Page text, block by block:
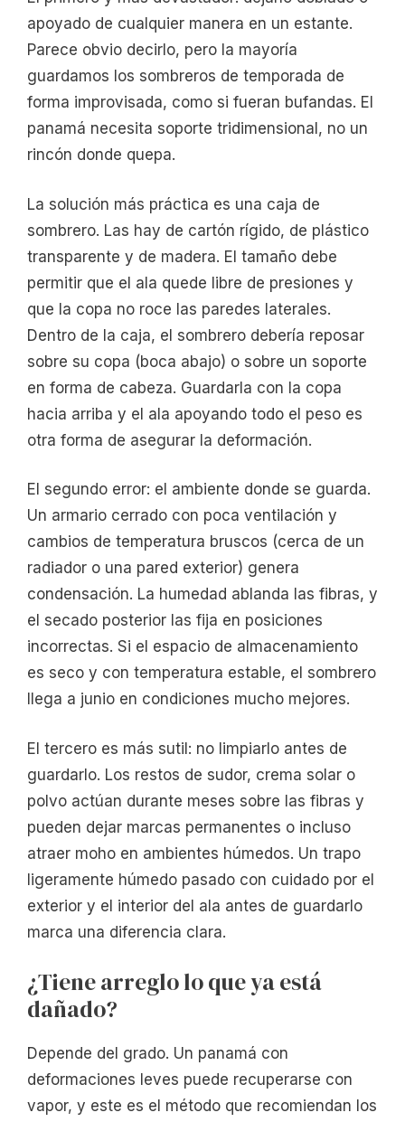
apoyado de cualquier manera en un estante.
Parece obvio decirlo, pero la mayoría
guardamos los sombreros de temporada de
forma improvisada, como si fueran bufandas. El
panamá necesita soporte tridimensional, no un
rincón donde quepa.
La solución más práctica es una caja de
sombrero. Las hay de cartón rígido, de plástico
transparente y de madera. El tamaño debe
permitir que el ala quede libre de presiones y
que la copa no roce las paredes laterales.
Dentro de la caja, el sombrero debería reposar
sobre su copa (boca abajo) o sobre un soporte
en forma de cabeza. Guardarla con la copa
hacia arriba y el ala apoyando todo el peso es
otra forma de asegurar la deformación.
El segundo error: el ambiente donde se guarda.
Un armario cerrado con poca ventilación y
cambios de temperatura bruscos (cerca de un
radiador o una pared exterior) genera
condensación. La humedad ablanda las fibras, y
el secado posterior las fija en posiciones
incorrectas. Si el espacio de almacenamiento
es seco y con temperatura estable, el sombrero
llega a junio en condiciones mucho mejores.
El tercero es más sutil: no limpiarlo antes de
guardarlo. Los restos de sudor, crema solar o
polvo actúan durante meses sobre las fibras y
pueden dejar marcas permanentes o incluso
atraer moho en ambientes húmedos. Un trapo
ligeramente húmedo pasado con cuidado por el
exterior y el interior del ala antes de guardarlo
marca una diferencia clara.
¿Tiene arreglo lo que ya está
dañado?
Depende del grado. Un panamá con
deformaciones leves puede recuperarse con
vapor, y este es el método que recomiendan los